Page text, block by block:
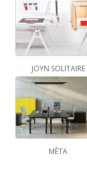
JOYN SOLITAIRE
MÈTA